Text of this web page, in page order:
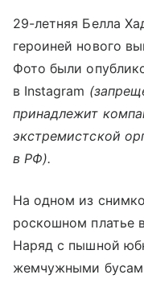
29-летняя Белла
героиней нового
Фото были
в Instagram
принадлежит
экстремистской
в РФ).
На одном из
роскошном платье
Наряд с пышной
жемчужными